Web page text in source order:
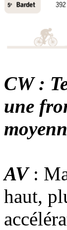
CW :
une
AV:
haut,